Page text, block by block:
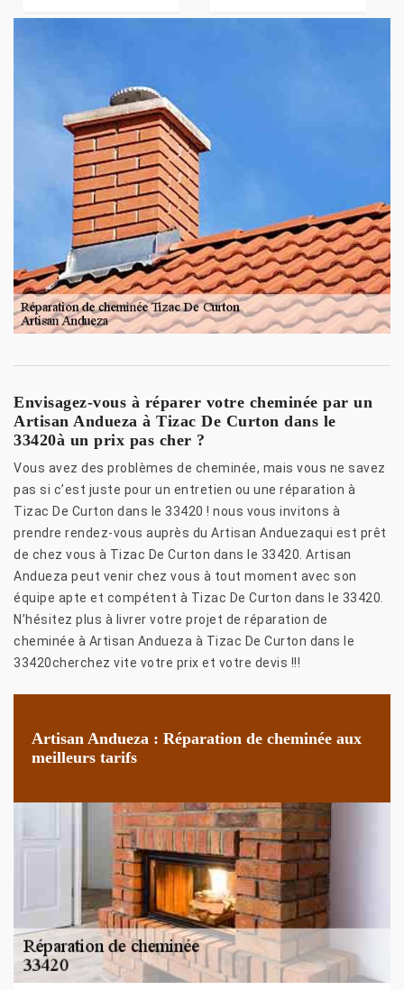
Envisagez-vous à réparer votre cheminée par un
Artisan Andueza à Tizac De Curton dans le
33420à un prix pas cher ?
Vous avez des problèmes de cheminée, mais vous ne savez
pas si c’est juste pour un entretien ou une réparation à
Tizac De Curton dans le 33420 ! nous vous invitons à
prendre rendez-vous auprès du Artisan Anduezaqui est prêt
de chez vous à Tizac De Curton dans le 33420. Artisan
Andueza peut venir chez vous à tout moment avec son
équipe apte et compétent à Tizac De Curton dans le 33420.
N’hésitez plus à livrer votre projet de réparation de
cheminée à Artisan Andueza à Tizac De Curton dans le
33420cherchez vite votre prix et votre devis !!!
Artisan Andueza : Réparation de cheminée aux
meilleurs tarifs